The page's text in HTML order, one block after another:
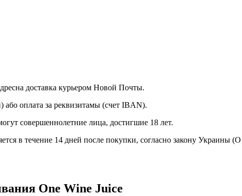
доставка курьером Новой Почты.
оплата за реквизитамы (счет IBAN).
совершеннолетние лица, достигшие 18 лет.
в течение 14 дней после покупки, согласно закону Украины
One Wine Juice